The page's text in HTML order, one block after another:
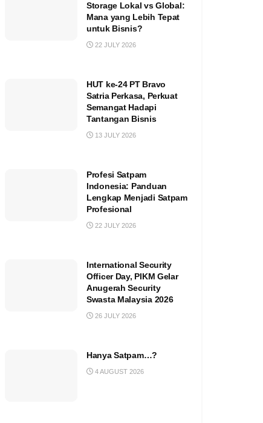
Storage Lokal vs Global:
Mana yang Lebih Tepat
untuk Bisnis?
22 JULY 2026
HUT ke-24 PT Bravo
Satria Perkasa, Perkuat
Semangat Hadapi
Tantangan Bisnis
13 JULY 2026
Profesi Satpam
Indonesia: Panduan
Lengkap Menjadi Satpam
Profesional
22 JULY 2026
International Security
Officer Day, PIKM Gelar
Anugerah Security
Swasta Malaysia 2026
26 JULY 2026
Hanya Satpam…?
4 AUGUST 2026